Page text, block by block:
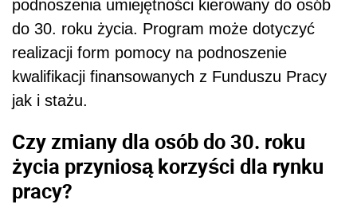
podnoszenia umiejętności kierowany do osób
do 30. roku życia. Program może dotyczyć
realizacji form pomocy na podnoszenie
kwalifikacji finansowanych z Funduszu Pracy
jak i stażu.
Czy zmiany dla osób do 30. roku
życia przyniosą korzyści dla rynku
pracy?